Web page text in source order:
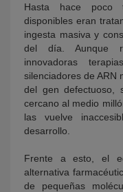
Hasta hace poco
disponibles eran
ingesta masiva y
del día. Aunque
innovadoras
silenciadores de ARN
del gen defectuoso,
cercano al medio
las vuelve
desarrollo.
Frente a esto, el
alternativa
de pequeñas